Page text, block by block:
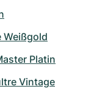
Weißgold
Platin
Vintage